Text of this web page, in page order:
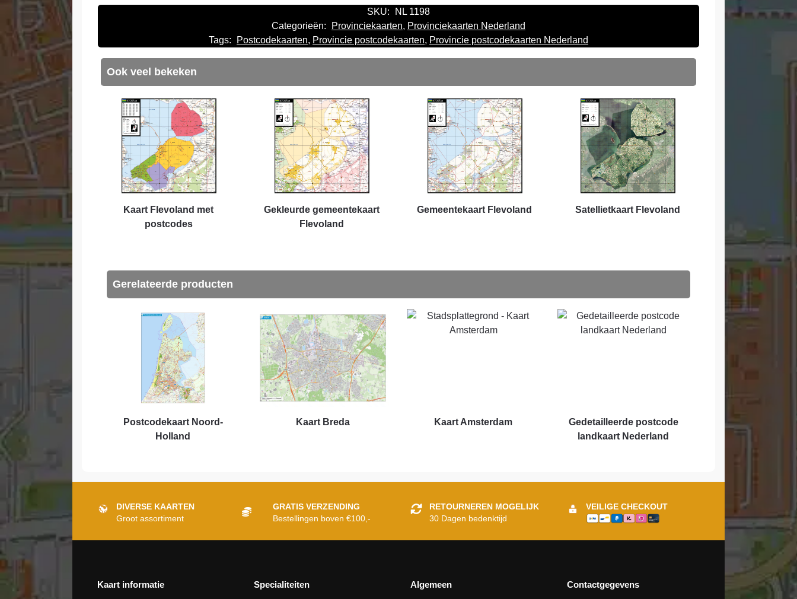
SKU:
NL 1198
Categorieën:
Provinciekaarten, Provinciekaarten Nederland
Tags:
Postcodekaarten, Provincie postcodekaarten, Provincie postcodekaarten Nederland
Ook veel bekeken
Kaart Flevoland met
postcodes
Gekleurde gemeentekaart
Flevoland
Gemeentekaart Flevoland Satellietkaart Flevoland
Gerelateerde producten
Postcodekaart Noord-
Holland
Kaart Breda Kaart Amsterdam
Gedetailleerde postcode
landkaart Nederland
DIVERSE KAARTEN
Groot assortiment
GRATIS VERZENDING
Bestellingen boven €100,-
RETOURNEREN MOGELIJK
30 Dagen bedenktijd
VEILIGE CHECKOUT
Kaart informatie Specialiteiten Algemeen Contactgegevens